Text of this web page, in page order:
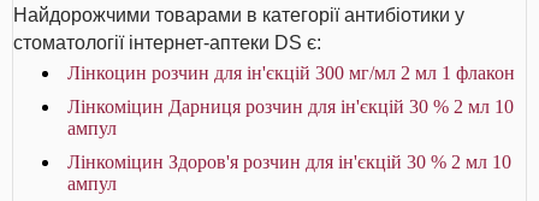
Найдорожчими товарами в категорії антибіотики у
стоматології інтернет-аптеки DS є:
Лінкоцин розчин для ін'єкцій 300 мг/мл 2 мл 1 флакон
Лінкоміцин Дарниця розчин для ін'єкцій 30 % 2 мл 10
ампул
Лінкоміцин Здоров'я розчин для ін'єкцій 30 % 2 мл 10
ампул